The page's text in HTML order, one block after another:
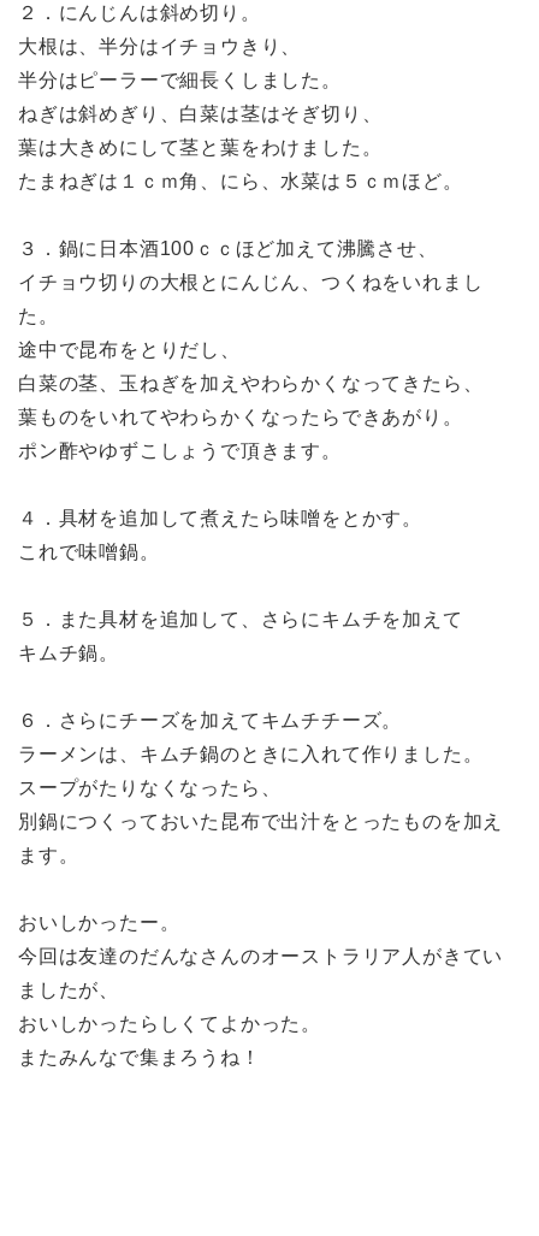
２．にんじんは斜め切り。
大根は、半分はイチョウきり、
半分はピーラーで細長くしました。
ねぎは斜めぎり、白菜は茎はそぎ切り、
葉は大きめにして茎と葉をわけました。
たまねぎは１ｃｍ角、にら、水菜は５ｃｍほど。
３．鍋に日本酒100ｃｃほど加えて沸騰させ、
イチョウ切りの大根とにんじん、つくねをいれまし
た。
途中で昆布をとりだし、
白菜の茎、玉ねぎを加えやわらかくなってきたら、
葉ものをいれてやわらかくなったらできあがり。
ポン酢やゆずこしょうで頂きます。
４．具材を追加して煮えたら味噌をとかす。
これで味噌鍋。
５．また具材を追加して、さらにキムチを加えて
キムチ鍋。
６．さらにチーズを加えてキムチチーズ。
ラーメンは、キムチ鍋のときに入れて作りました。
スープがたりなくなったら、
別鍋につくっておいた昆布で出汁をとったものを加え
ます。
おいしかったー。
今回は友達のだんなさんのオーストラリア人がきてい
ましたが、
おいしかったらしくてよかった。
またみんなで集まろうね！